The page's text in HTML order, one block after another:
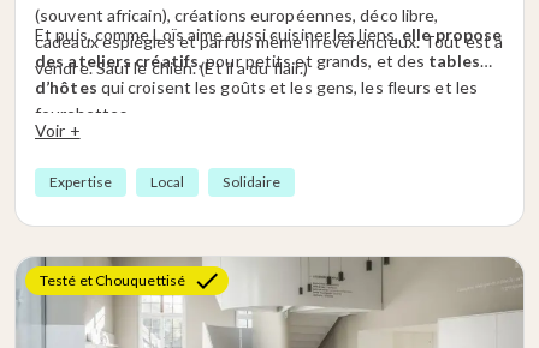
(souvent africain), créations européennes, déco libre,
cadeaux espiègles et parfois même irrévérencieux. Tout est à
vendre. Sauf le chien. (Et il a du flair.)
Et puis, comme Loïs aime aussi cuisiner les liens, elle propose
des ateliers créatifs, pour petits et grands, et des tables
d’hôtes qui croisent les goûts et les gens, les fleurs et les
fourchettes.
Car ici, on ne fait pas que composer des bouquets. On tisse
du lien. On infuse de la joie. On célèbre l’instant.
Voir +
Expertise Local Solidaire
Testé et Chouquettisé